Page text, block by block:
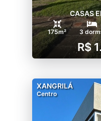
CASAS
175m² 3
R$
XANGRILÁ
Centro